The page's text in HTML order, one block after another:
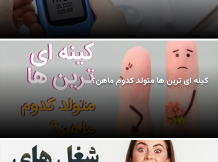
کینه ای ترین ها متولد کدوم ماهن؟